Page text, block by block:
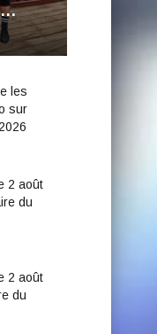
les
sur
2 août
du
2 août
du